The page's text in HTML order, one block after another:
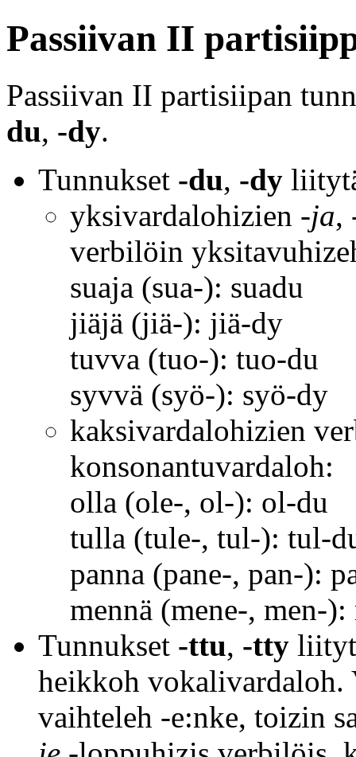
Passiivan II
Passiivan II partisiipan
du, -dy.
Tunnukset -du, -dy
yksivardalohizien -ja,
verbilöin
suaja (sua-): suadu
jiäjä (jiä-): jiä-dy
tuvva (tuo-): tuo-du
syvvä (syö-): syö-dy
kaksivardalohizien
konsonantuvardaloh:
olla (ole-, ol-): ol-du
tulla (tule-, tul-): tul-
panna (pane-, pan-):
mennä (mene-, men-):
Tunnukset -ttu, -tty
heikkoh vokalivardaloh.
vaihteleh -e:nke, toizin